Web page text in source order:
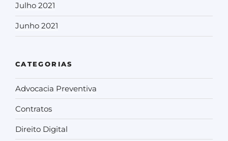
Julho 2021
Junho 2021
CATEGORIAS
Advocacia Preventiva
Contratos
Direito Digital